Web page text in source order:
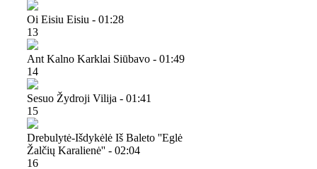
Oi Eisiu Eisiu - 01:28
13
Ant Kalno Karklai Siūbavo - 01:49
14
Sesuo Žydroji Vilija - 01:41
15
Drebulytė-Išdykėlė Iš Baleto ''eglė
Žalčių Karalienė'' - 02:04
16